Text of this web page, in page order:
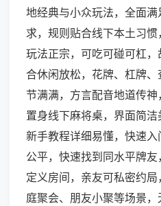
地经典与小众玩法，全面
求，规则贴合线下本土习
玩法正宗，可吃可碰可杠
合休闲放松，花牌、杠牌
节满满，方言配音地道传
置身线下麻将桌，界面简洁
新手教程详细易懂，快速
公平，快速找到同水平牌
定义房间，亲友可私密约
庭聚会、朋友小聚等场景